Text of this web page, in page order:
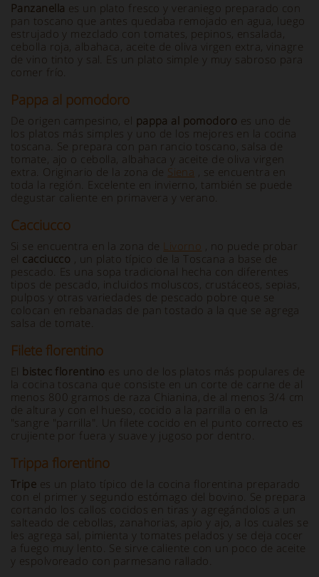
Panzanella es un plato fresco y veraniego preparado con
pan toscano que antes quedaba remojado en agua, luego
estrujado y mezclado con tomates, pepinos, ensalada,
cebolla roja, albahaca, aceite de oliva virgen extra, vinagre
de vino tinto y sal. Es un plato simple y muy sabroso para
comer frío.
Pappa al pomodoro
De origen campesino, el pappa al pomodoro es uno de
los platos más simples y uno de los mejores en la cocina
toscana. Se prepara con pan rancio toscano, salsa de
tomate, ajo o cebolla, albahaca y aceite de oliva virgen
extra. Originario de la zona de Siena , se encuentra en
toda la región. Excelente en invierno, también se puede
degustar caliente en primavera y verano.
Cacciucco
Si se encuentra en la zona de Livorno , no puede probar
el cacciucco , un plato típico de la Toscana a base de
pescado. Es una sopa tradicional hecha con diferentes
tipos de pescado, incluidos moluscos, crustáceos, sepias,
pulpos y otras variedades de pescado pobre que se
colocan en rebanadas de pan tostado a la que se agrega
salsa de tomate.
Filete florentino
El bistec florentino es uno de los platos más populares de
la cocina toscana que consiste en un corte de carne de al
menos 800 gramos de raza Chianina, de al menos 3/4 cm
de altura y con el hueso, cocido a la parrilla o en la
"sangre "parrilla". Un filete cocido en el punto correcto es
crujiente por fuera y suave y jugoso por dentro.
Trippa florentino
Tripe es un plato típico de la cocina florentina preparado
con el primer y segundo estómago del bovino. Se prepara
cortando los callos cocidos en tiras y agregándolos a un
salteado de cebollas, zanahorias, apio y ajo, a los cuales se
les agrega sal, pimienta y tomates pelados y se deja cocer
a fuego muy lento. Se sirve caliente con un poco de aceite
y espolvoreado con parmesano rallado.